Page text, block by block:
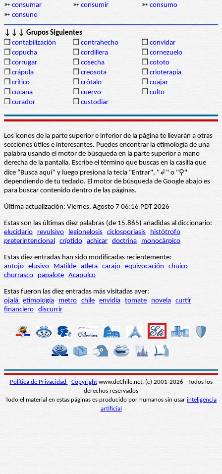
➳ consumar ➳ consumir ➳ consumo
➳ consuno
↓↓↓ Grupos Siguientes
❒ contabilización ❒ contrahecho ❒ convidar
❒ copucha ❒ cordillera ❒ cornezuelo
❒ corrugar ❒ cosecha ❒ cototo
❒ crápula ❒ creosota ❒ crioterapia
❒ crítico ❒ crótalo ❒ cuajar
❒ cucaña ❒ cuervo ❒ culto
❒ curador ❒ custodiar
Los iconos de la parte superior e inferior de la página te llevarán a otras
secciones útiles e interesantes. Puedes encontrar la etimología de una
palabra usando el motor de búsqueda en la parte superior a mano
derecha de la pantalla. Escribe el término que buscas en la casilla que
dice “Busca aquí” y luego presiona la tecla "Entrar", "↲" o "⚲"
dependiendo de tu teclado. El motor de búsqueda de Google abajo es
para buscar contenido dentro de las páginas.
Última actualización: Viernes, Agosto 7 06:16 PDT 2026
Estas son las últimas diez palabras (de 15.865) añadidas al diccionario:
elucidario
revulsivo legionelosis ciclosporiasis
histótrofo
preterintencional críptido achicar doctrina monocárpico
Estas diez entradas han sido modificadas recientemente:
antojo elusivo Matilde atleta carajo equivocación
chuico
churrasco
papalote Acapulco
Estas fueron las diez entradas más visitadas ayer:
ojalá etimología metro chile envidia tomate novela curtir
financiero discurrir
Política de Privacidad - Copyrightwww.deChile.net. (c) 2001-2026 - Todos los
derechos reservados
Todo el material en estas páginas es producido por humanos sin usar inteligencia
artificial